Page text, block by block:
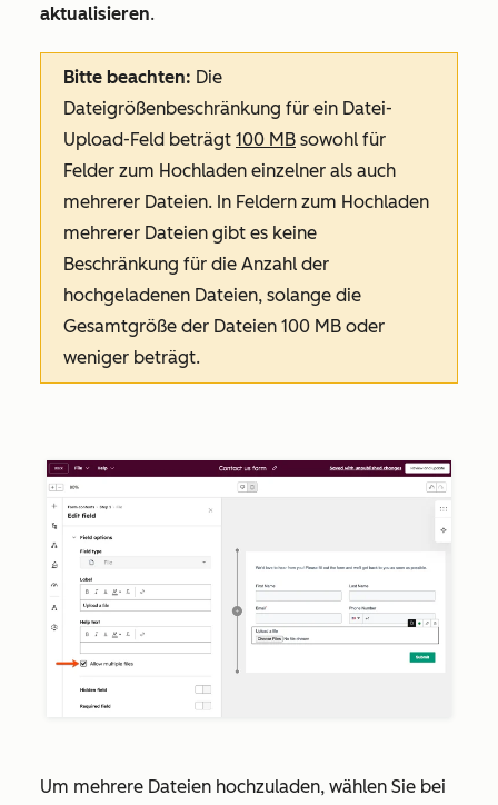
aktualisieren.
Bitte beachten: Die
Dateigrößenbeschränkung für ein Datei-
Upload-Feld beträgt 100 MB sowohl für
Felder zum Hochladen einzelner als auch
mehrerer Dateien. In Feldern zum Hochladen
mehrerer Dateien gibt es keine
Beschränkung für die Anzahl der
hochgeladenen Dateien, solange die
Gesamtgröße der Dateien 100 MB oder
weniger beträgt.
Um mehrere Dateien hochzuladen, wählen Sie bei